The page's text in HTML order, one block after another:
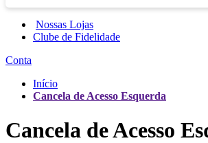
Nossas Lojas
Clube de Fidelidade
Conta
Início
Cancela de Acesso Esquerda
Cancela de Acesso